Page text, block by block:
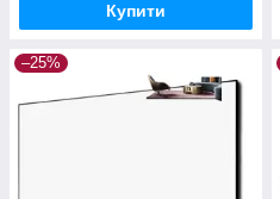
Купити
–25%